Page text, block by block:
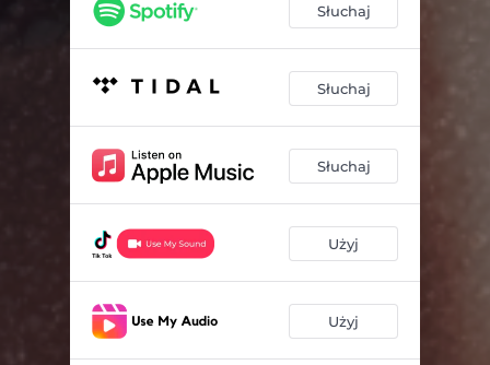
Słuchaj
Słuchaj
Słuchaj
Użyj
Użyj